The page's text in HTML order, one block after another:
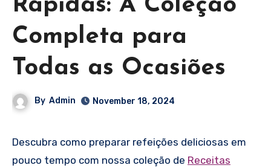
Rápidas: A Coleção
Completa para
Todas as Ocasiões
By Admin November 18, 2024
Descubra como preparar refeições deliciosas em
pouco tempo com nossa coleção de Receitas